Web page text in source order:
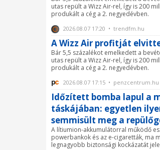
utas repült a Wizz Air-rel, így is 200
produkált a cég a 2. negyedévben.
2026.08.07 17:20 • trendfm.hu
A Wizz Air profitját
Bár 5,5 százalékot emelkedett a
utas repült a Wizz Air-rel, így is 200
produkált a cég a 2. negyedévben.
2026.08.07 17:15 • penzcentrum.hu
Időzített bomba lapul a
táskájában: egyetlen
semmisült meg a
A lítiumion-akkumulátorral működő
powerbankok és az e-cigaretták, ma
legnagyobb biztonsági kockázatát